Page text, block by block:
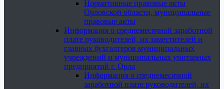
Нормативные правовые акты
Орловской области, муниципальные
правовые акты
Информация о среднемесячной заработной
плате руководителей, их заместителей и
главных бухгалтеров муниципальных
учреждений и муниципальных унитарных
предприятий г. Орла
Информация о среднемесячной
заработной плате руководителей, их